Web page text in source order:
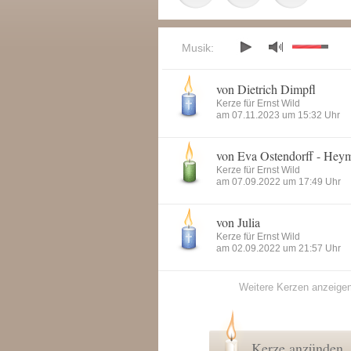
Musik:
von Dietrich Dimpfl
Kerze für Ernst Wild
am 07.11.2023 um 15:32 Uhr
von Eva Ostendorff -
Kerze für Ernst Wild
am 07.09.2022 um 17:49 Uhr
von Julia
Kerze für Ernst Wild
am 02.09.2022 um 21:57 Uhr
Weitere Kerzen